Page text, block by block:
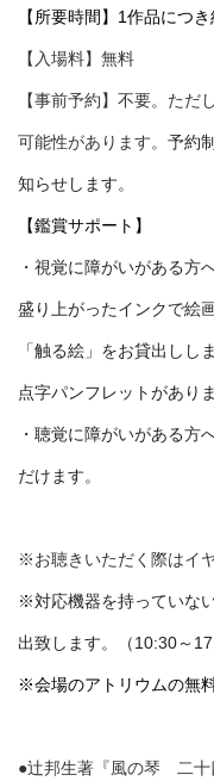
【所要時間】1作品につ
【入場料】無料
【事前予約】不要。ただ
可能性があります。 予約
知らせします。
【鑑賞サポート】
・視覚に障がいがある方
盛り上がったインクで絵
「触る絵」をお貸出しし
点字パンフレットがありま
・聴覚に障がいがある方
だけます。
※お聴きいただく際はイ
※対応機器を持っていな
出致します。（10:30～
※会場のアトリウムの無
●辻邦生著『風の琴 二十